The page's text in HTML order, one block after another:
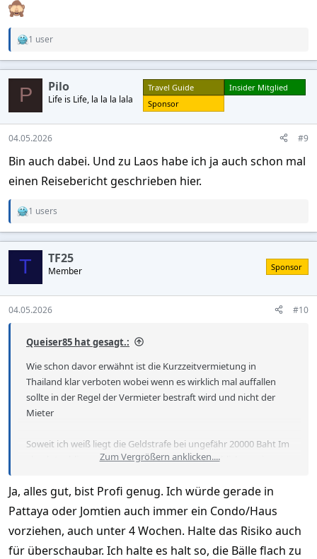
R
c
o
n
s
:
1 user
P Pilo
Life is Life, la la la lala
Travel Guide
Insider Mitglied
Sponsor
04.05.2026 #9
Bin auch dabei. Und zu Laos habe ich ja auch schon mal
einen Reisebericht geschrieben hier.
R
c
o
n
s
:
1 users
T TF25
Member Sponsor
04.05.2026 #10
Queiser85 hat gesagt.:
Wie schon davor erwähnt ist die Kurzzeitvermietung in
Thailand klar verboten wobei wenn es wirklich mal auffallen
sollte in der Regel der Vermieter bestraft wird und nicht der
Mieter
Soweit ich weiß liegt die Geldstrafe bei ungefähr 20000 Baht Im
absolut schlimmsten Fall könnte es also tatsächlich passieren
Aber wenn ich eins in Thailand gelernt habe, dann dass man
mit gewissen Regeln deutlich entspannter umgehen kann als
man das aus Deutschland kennt
Zum Vergrößern anklicken....
Ja, alles gut, bist Profi genug. Ich würde gerade in
Pattaya oder Jomtien auch immer ein Condo/Haus
vorziehen, auch unter 4 Wochen. Halte das Risiko auch
für überschaubar. Ich halte es halt so, die Bälle flach zu